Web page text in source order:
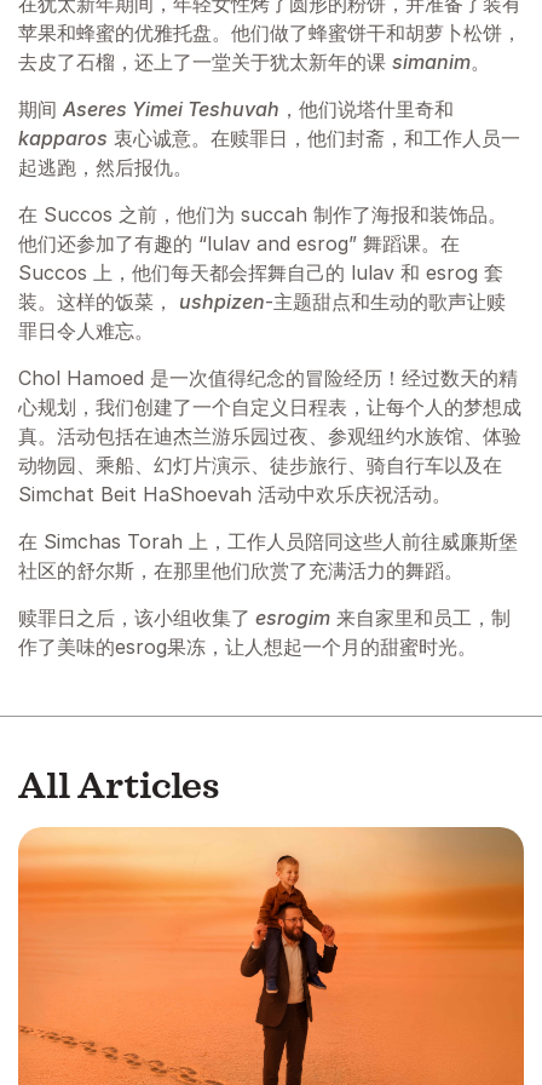
苹果和蜂蜜的优雅托盘。他们做了蜂蜜饼干和胡萝卜松饼，
去皮了石榴，还上了一堂关于犹太新年的课 simanim。
期间 Aseres Yimei Teshuvah ，他们说塔什里奇和
kapparos 衷心诚意。在赎罪日，他们封斋，和工作人员一
起逃跑，然后报仇。
在 Succos 之前，他们为 succah 制作了海报和装饰品。
他们还参加了有趣的 “lulav and esrog” 舞蹈课。在
Succos 上，他们每天都会挥舞自己的 lulav 和 esrog 套
装。这样的饭菜， ushpizen-主题甜点和生动的歌声让赎
罪日令人难忘。
Chol Hamoed 是一次值得纪念的冒险经历！经过数天的精
心规划，我们创建了一个自定义日程表，让每个人的梦想成
真。活动包括在迪杰兰游乐园过夜、参观纽约水族馆、体验
动物园、乘船、幻灯片演示、徒步旅行、骑自行车以及在
Simchat Beit HaShoevah 活动中欢乐庆祝活动。
在 Simchas Torah 上，工作人员陪同这些人前往威廉斯堡
社区的舒尔斯，在那里他们欣赏了充满活力的舞蹈。
赎罪日之后，该小组收集了 esrogim 来自家里和员工，制
作了美味的esrog果冻，让人想起一个月的甜蜜时光。
All Articles